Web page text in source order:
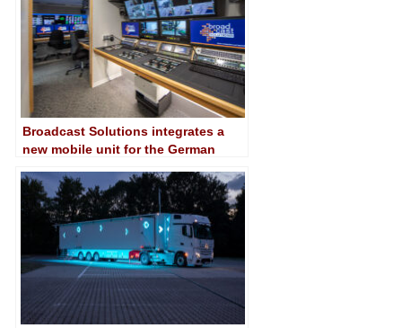
Broadcast Solutions integrates a
new mobile unit for the German